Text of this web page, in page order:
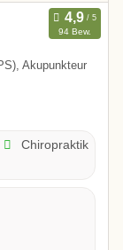
94 Bew.
Akupunkteur
Chiropraktik